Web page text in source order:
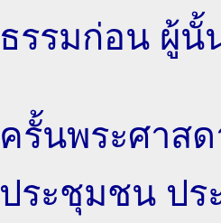
ธรรมก่อน ผู้นั้
ครั้นพระศาส
ประชุมชน ปร